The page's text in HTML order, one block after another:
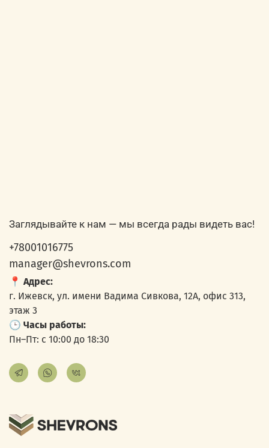
Заглядывайте к нам — мы всегда рады видеть вас!
+78001016775
manager@shevrons.com
📍 Адрес:
г. Ижевск, ул. имени Вадима Сивкова, 12А, офис 313,
этаж 3
🕒 Часы работы:
Пн–Пт: с 10:00 до 18:30